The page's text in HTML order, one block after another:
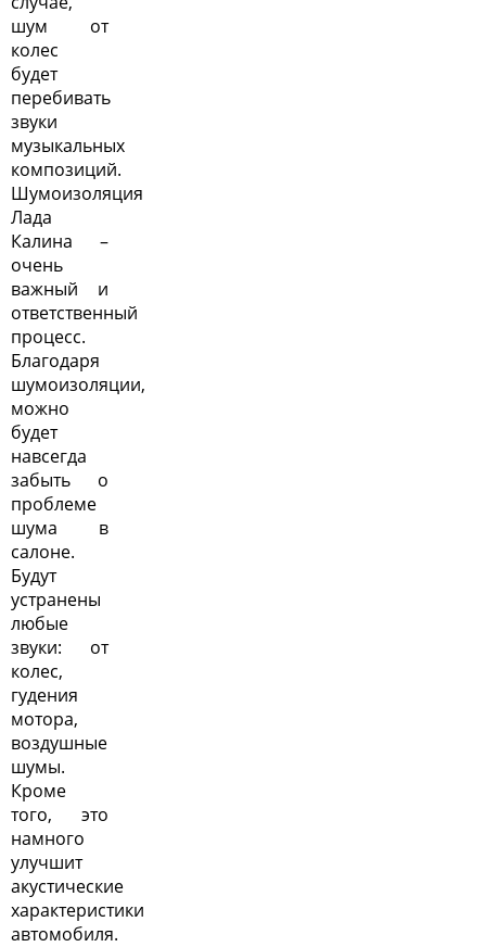
шум от
колес
будет
перебивать
звуки
музыкальных
композиций.
Шумоизоляция
Лада
Калина –
очень
важный и
ответственный
процесс.
Благодаря
шумоизоляции,
можно
будет
навсегда
забыть о
проблеме
шума в
салоне.
Будут
устранены
любые
звуки: от
колес,
гудения
мотора,
воздушные
шумы.
Кроме
того, это
намного
улучшит
акустические
характеристики
автомобиля.